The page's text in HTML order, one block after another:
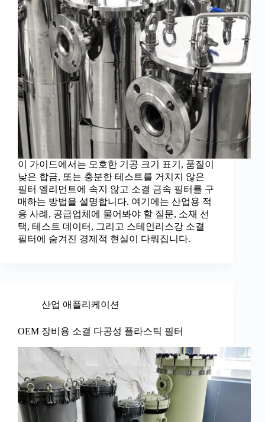
이 가이드에서는 모호한 기공 크기 표기, 품질이
낮은 합금, 또는 충분한 테스트를 거치지 않은
필터 엘리먼트에 속지 않고 소결 금속 필터를 구
매하는 방법을 설명합니다. 여기에는 산업용 적
용 사례, 공급업체에 물어봐야 할 질문, 소재 선
택, 테스트 데이터, 그리고 스테인리스강 소결
필터에 숨겨진 경제적 현실이 다뤄집니다.
산업 애플리케이션
OEM 장비용 소결 다공성 플라스틱 필터